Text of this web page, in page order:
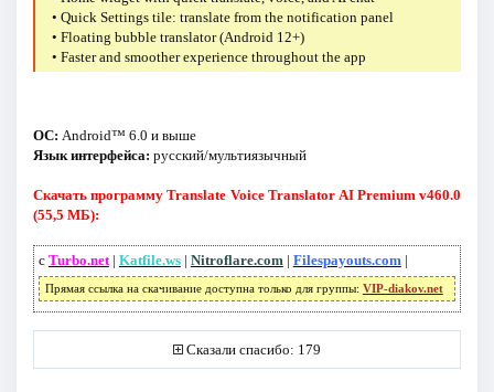
• Quick Settings tile: translate from the notification panel
• Floating bubble translator (Android 12+)
• Faster and smoother experience throughout the app
ОС: Android™ 6.0 и выше
Язык интерфейса: русский/мультиязычный
Скачать программу Translate Voice Translator AI Premium v460.0
(55,5 МБ):
с Turbo.net| Katfile.ws| Nitroflare.com | Filespayouts.com |
Прямая ссылка на скачивание доступна только для группы: VIP-diakov.net
Сказали спасибо: 179